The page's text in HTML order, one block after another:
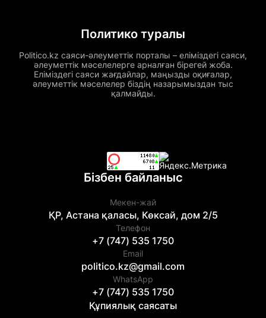
Политико туралы
Politico.kz саяси-әлеуметтік порталы – еліміздегі саяси,
әлеуметтік мәселелерге арналған бірегей жоба.
Еліміздегі саяси жағдайлар, маңызды оқиғалар,
әлеуметтік мәселелер біздің назарымыздан тыс
қалмайды.
Бізбен байланыс
Мекен-жай
ҚР, Астана қаласы, Көксай, дом 2/5
Телефон
+7 (747) 535 1750
Email
politico.kz@gmail.com
WhatsApp
+7 (747) 535 1750
Құпиялық саясаты